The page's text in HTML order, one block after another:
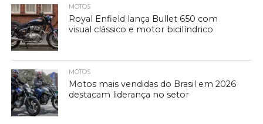
MOTOS
Royal Enfield lança Bullet 650 com
visual clássico e motor bicilíndrico
MOTOS
Motos mais vendidas do Brasil em 2026
destacam liderança no setor